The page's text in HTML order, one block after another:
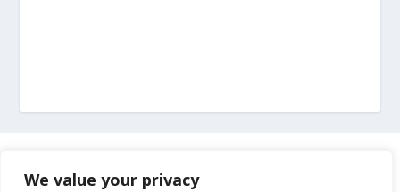
We value your privacy